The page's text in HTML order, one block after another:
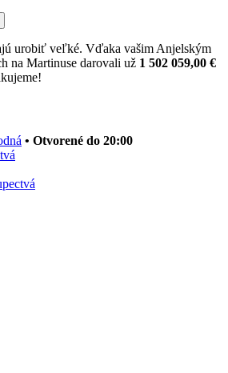
urobiť veľké. Vďaka vašim Anjelským
na Martinuse darovali už 1 502 059,00 €
• Otvorené do 20:00